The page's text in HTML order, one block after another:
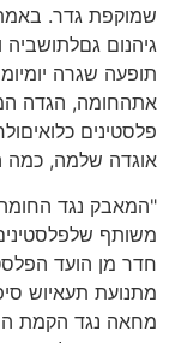
שמוקפת גדר.
גיהנום
תופעה שגרה
אתהחומה, הגדה
פלסטינים
אוגדה שלמה, כמה
"המאבק נגד החומה
משותף
חדר מן הועד
מתנועת תעאיוש
מחאה נגד הקמת